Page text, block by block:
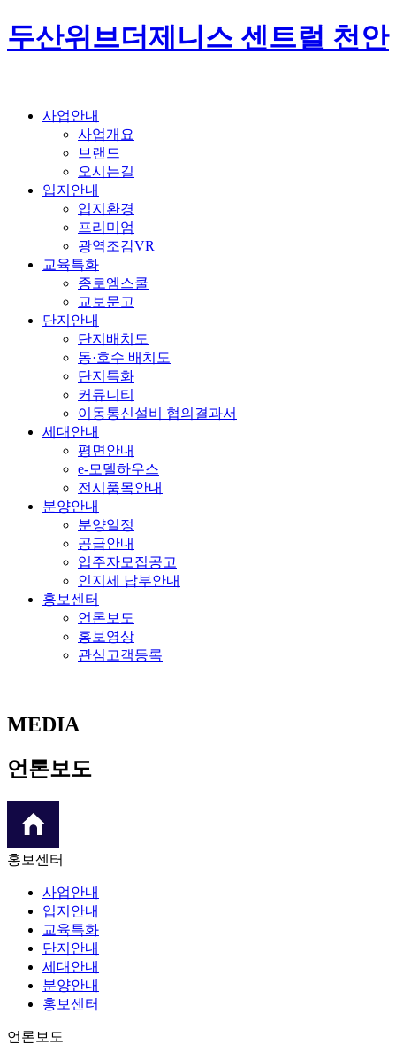
두산위브더제니스 센트럴 천안
사업안내
사업개요
브랜드
오시는길
입지안내
입지환경
프리미엄
광역조감VR
교육특화
종로엠스쿨
교보문고
단지안내
단지배치도
동·호수 배치도
단지특화
커뮤니티
이동통신설비 협의결과서
세대안내
평면안내
e-모델하우스
전시품목안내
분양안내
분양일정
공급안내
입주자모집공고
인지세 납부안내
홍보센터
언론보도
홍보영상
관심고객등록
MEDIA
언론보도
홍보센터
사업안내
입지안내
교육특화
단지안내
세대안내
분양안내
홍보센터
언론보도